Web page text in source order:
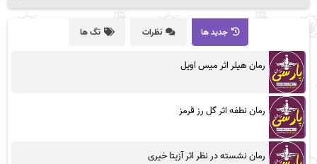
جدید ها نظرات تگ ها
رمان هیلر اثر میس اویل
رمان نطفه اثر گل رز قرمز
رمان نشسته در نظر اثر آزیتا خیری